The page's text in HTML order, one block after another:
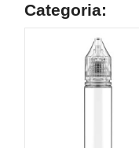
Categoria: